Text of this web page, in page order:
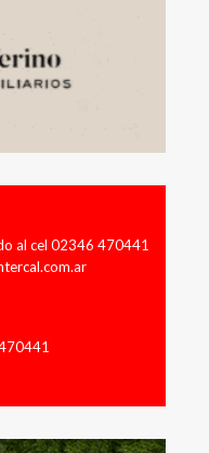
al cel 02346 470441